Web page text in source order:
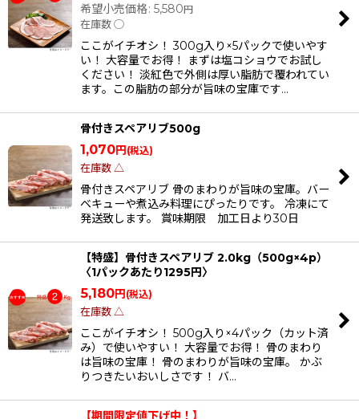
希望小売価格: 5,580円
在庫数 ◯
ここがイチオシ！ 300g入り×5パックで使いやす
い！ 大容量でお得！ まずは塩コショウでお試し
ください！ 淡紅色で外側は厚い脂肪で覆われてい
ます。この脂肪の部分が旨味の宝庫です…
骨付きスペアリブ500g
1,070円 (税込)
在庫数 △
骨付きスペアリブ 骨のまわりが旨味の宝庫。バー
ベキューや煮込み料理にぴったりです。 冷凍にて
発送致します。 賞味期限 加工日より30日
【特盛】骨付きスペアリブ 2.0kg（500g×4p）
〈1パックあたり1295円〉
5,180円 (税込)
在庫数 △
ここがイチオシ！ 500g入り×4パック（カット済
み）で使いやすい！ 大容量でお得！ 骨のまわり
は旨味の宝庫！ 骨のまわりが旨味の宝庫。 かぶ
りつきたいおいしさです！ バ…
【期間限定値下げ中！】